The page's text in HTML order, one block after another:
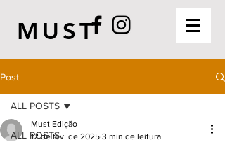
MUST
Post
ALL POSTS
ALL POSTS
Must Edição
12 de fev. de 2025 3 min de leitura